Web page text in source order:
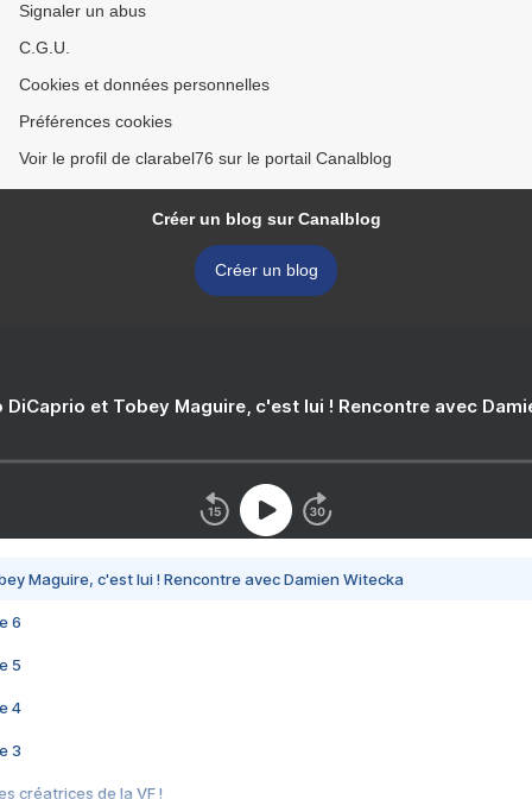
Signaler un abus
C.G.U.
Cookies et données personnelles
Préférences cookies
Voir le profil de clarabel76 sur le portail Canalblog
Créer un blog sur Canalblog
Créer un blog
DiCaprio et Tobey Maguire, c'est lui ! Rencontre avec
Maguire, c'est lui ! Rencontre avec Damien Witecka
6
5
4
3
créatrices de la VF !